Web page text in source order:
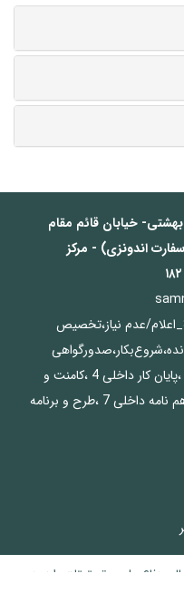
خیابان قائم مقام
اندونزی) - مرکز
021_88109921_88728937_اعلام/عدم نیاز،تخصیص
داخلی 1 ،تشکیل‌پرونده،شروع‌بکار،صدورگواهی
داخلی 2 ،دوره آموزش نظامی داخلی 3 ،پایان کار داخلی 4 ،کامنت و
سایت داخلی 5 ،دبیرخانه داخلی 6، تفاهم نامه داخلی 7 ،طرح و برنامه
دفاع ملی و تحقیقات راهبردی